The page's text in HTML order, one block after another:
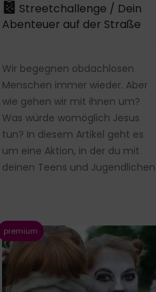
Streetchallenge / Dein
Abenteuer auf der Straße
Wir begegnen obdachlosen
Menschen immer wieder. Aber
wie gehen wir mit ihnen um?
Was würde womöglich Jesus
tun? In diesem Artikel geht es
um eine Aktion, in der du mit
deinen Teens und Jugendlichen